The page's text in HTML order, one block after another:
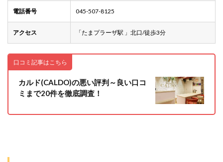
電話番号 045-507-8125
アクセス 「たまプラーザ駅 」北口/徒歩3分
口コミ記事はこちら
カルド(CALDO)の悪い評判～良い口コ
ミまで20件を徹底調査！